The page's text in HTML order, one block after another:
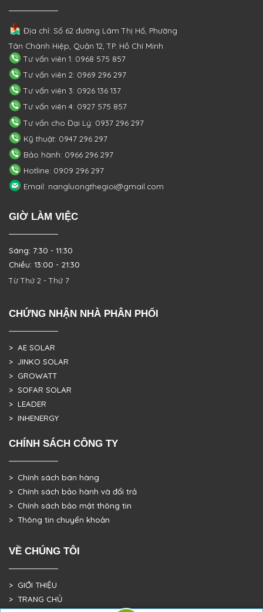
Địa chỉ: Số 62 đường Lâm Thị Hố, Phường
Tân Chánh Hiệp, Quận 12, TP. Hồ Chí Minh
Tư vấn viên 1: 0968 575 857
Tư vấn viên 2: 0969 296 297
Tư vấn viên 3: 0926 136 137
Tư vấn viên 4: 0927 575 857
Tư vấn cho Đại Lý: 0937 296 297
Kỹ thuật: 0947 296 297
Bảo hành: 0966 296 297
Hotline: 0909 296 297
Email: nangluongthegioi@gmail.com
GIỜ LÀM VIỆC
Sáng: 7:30 - 11:30
Chiều: 13:00 - 21:30
Từ Thứ 2 - Thứ 7
CHỨNG NHẬN NHÀ PHÂN PHỐI
> AE SOLAR
> JINKO SOLAR
> GROWATT
> SOFAR SOLAR
> LEADER
> INHENERGY
CHÍNH SÁCH CÔNG TY
> Chính sách bán hàng
> Chính sách bảo hành và đổi trả
> Chính sách bảo mật thông tin
> Thông tin chuyển khoản
VỀ CHÚNG TÔI
> GIỚI THIỆU
> TRANG CHỦ